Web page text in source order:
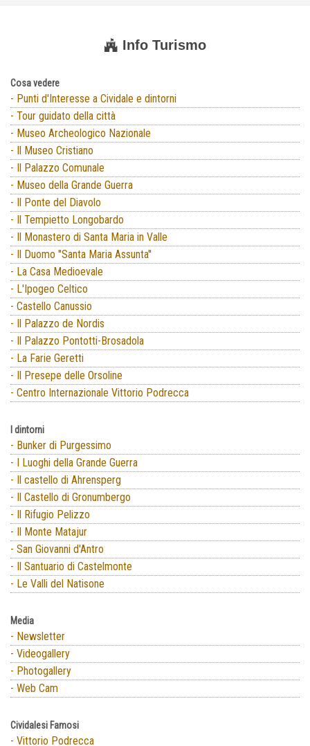
Info Turismo
Cosa vedere
- Punti d'Interesse a Cividale e dintorni
- Tour guidato della città
- Museo Archeologico Nazionale
- Il Museo Cristiano
- Il Palazzo Comunale
- Museo della Grande Guerra
- Il Ponte del Diavolo
- Il Tempietto Longobardo
- Il Monastero di Santa Maria in Valle
- Il Duomo ''Santa Maria Assunta''
- La Casa Medioevale
- L'Ipogeo Celtico
- Castello Canussio
- Il Palazzo de Nordis
- Il Palazzo Pontotti-Brosadola
- La Farie Geretti
- Il Presepe delle Orsoline
- Centro Internazionale Vittorio Podrecca
I dintorni
- Bunker di Purgessimo
- I Luoghi della Grande Guerra
- Il castello di Ahrensperg
- Il Castello di Gronumbergo
- Il Rifugio Pelizzo
- Il Monte Matajur
- San Giovanni d'Antro
- Il Santuario di Castelmonte
- Le Valli del Natisone
Media
- Newsletter
- Videogallery
- Photogallery
- Web Cam
Cividalesi Famosi
- Vittorio Podrecca